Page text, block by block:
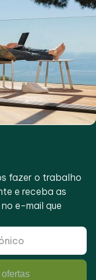
fazer o trabalho
e receba as
e-mail que